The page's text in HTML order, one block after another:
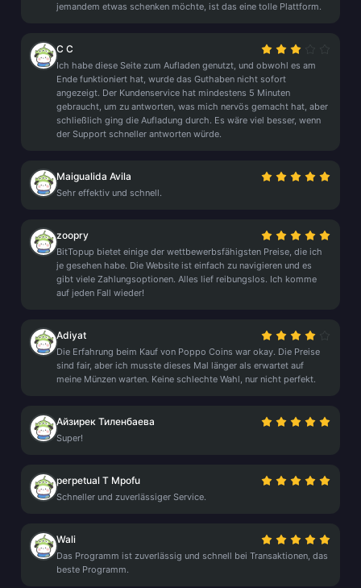
jemandem etwas schenken möchte, ist das eine tolle Plattform.
C C
Ich habe diese Seite zum Aufladen genutzt, und obwohl es am
Ende funktioniert hat, wurde das Guthaben nicht sofort
angezeigt. Der Kundenservice hat mindestens 5 Minuten
gebraucht, um zu antworten, was mich nervös gemacht hat, aber
schließlich ging die Aufladung durch. Es wäre viel besser, wenn
der Support schneller antworten würde.
Maigualida Avila
Sehr effektiv und schnell.
zoopry
BitTopup bietet einige der wettbewerbsfähigsten Preise, die ich
je gesehen habe. Die Website ist einfach zu navigieren und es
gibt viele Zahlungsoptionen. Alles lief reibungslos. Ich komme
auf jeden Fall wieder!
Adiyat
Die Erfahrung beim Kauf von Poppo Coins war okay. Die Preise
sind fair, aber ich musste dieses Mal länger als erwartet auf
meine Münzen warten. Keine schlechte Wahl, nur nicht perfekt.
Айзирек Тиленбаева
Super!
perpetual T Mpofu
Schneller und zuverlässiger Service.
Wali
Das Programm ist zuverlässig und schnell bei Transaktionen, das
beste Programm.